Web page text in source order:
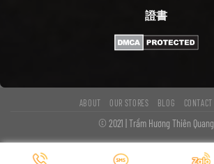
證書
ABOUT OUR STORES BLOG CONTACT
© 2021 | Trầm Hương Thiên Quang